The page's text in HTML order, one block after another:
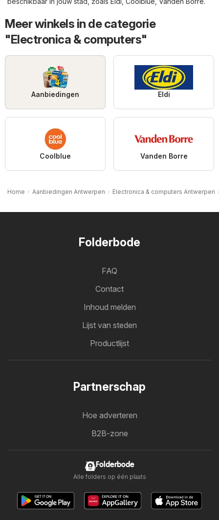
Meer winkels in de categorie
"Electronica & computers"
Aanbiedingen Eldi
Coolblue Vanden Borre
Home Aanbiedingen Antwerpen Electronica & computers Antwerpen
Folderbode
FAQ
Contact
Inhoud melden
Lijst van steden
Productlijst
Partnerschap
Hoe adverteren
B2B-zone
Folderbode
Alle folders op één plaats